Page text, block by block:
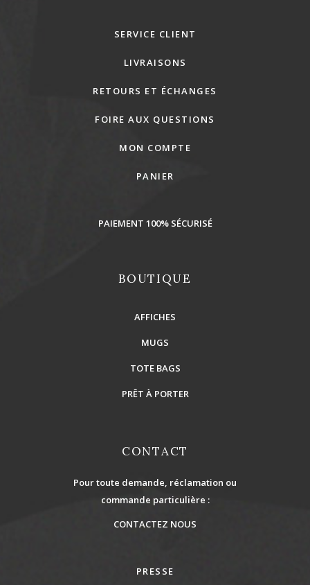
SERVICE CLIENT
LIVRAISONS
RETOURS ET ÉCHANGES
FOIRE AUX QUESTIONS
MON COMPTE
PANIER
PAIEMENT 100% SÉCURISÉ
BOUTIQUE
AFFICHES
MUGS
TOTE BAGS
PRÊT À PORTER
CONTACT
Pour toute demande, réclamation ou
commande particulière :
CONTACTEZ NOUS
PRESSE